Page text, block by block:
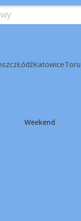
ŁódźKatowice
Weekend